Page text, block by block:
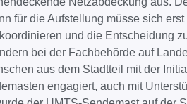
für die Aufstellung müsse sich
und die Entscheidung
bei der Fachbehörde auf
aus dem Stadtteil mit der
engagiert, auch mit